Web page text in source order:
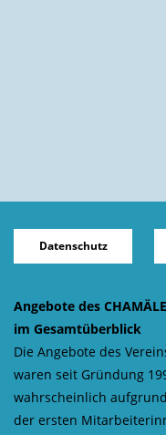
Datenschutz
Angebote des
im Gesamtüberblick
Die Angebote des
waren seit Gründung
wahrscheinlich
der ersten